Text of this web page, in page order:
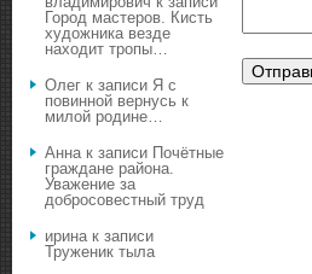
Город мастеров. Кисть
художника везде
находит тропы…
Олег к записи Я с
повинной вернусь к
милой родине…
Аннак записи Почётные
граждане района.
Уважение за
добросовестный труд
иринак записи
Труженик тыла